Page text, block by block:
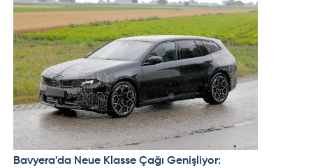
uyarıları ve emniyet birimleriyle entegre çalışan 24/7
Çalıntı Araç Takip Hizmetleri ile pikap hırsızlığına teknolojik
bir kalkan oluşturuyor.
BMW
Bavyera'da Neue Klasse Çağı Genişliyor: